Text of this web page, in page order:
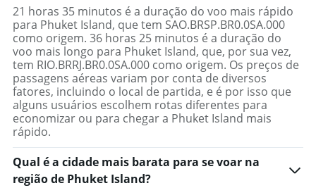
21 horas 35 minutos é a duração do voo mais rápido
para Phuket Island, que tem SAO.BRSP.BR0.0SA.000
como origem. 36 horas 25 minutos é a duração do
voo mais longo para Phuket Island, que, por sua vez,
tem RIO.BRRJ.BR0.0SA.000 como origem. Os preços de
passagens aéreas variam por conta de diversos
fatores, incluindo o local de partida, e é por isso que
alguns usuários escolhem rotas diferentes para
economizar ou para chegar a Phuket Island mais
rápido.
Qual é a cidade mais barata para se voar na
região de Phuket Island?